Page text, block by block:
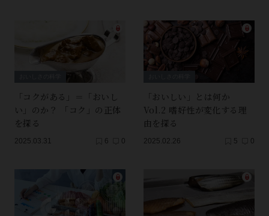
「コクがある」＝「おいし
い」のか？ 「コク」の正体
を探る
2025.03.31 6 0
「おいしい」とは何か
Vol.2 嗜好性が変化する理
由を探る
2025.02.26 5 0